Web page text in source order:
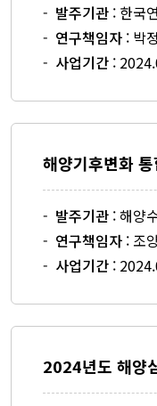
- 발주기관 : 한국
- 연구책임자 : 박
- 사업기간 :
해양기후변화
- 발주기관 : 해양
- 연구책임자 : 조
- 사업기간 :
2024년도 해양